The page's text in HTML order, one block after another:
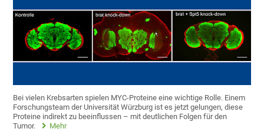
Bei vielen Krebsarten spielen MYC-Proteine eine wichtige Rolle. Einem
Forschungsteam der Universität Würzburg ist es jetzt gelungen, diese
Proteine indirekt zu beeinflussen – mit deutlichen Folgen für den
Tumor.
Mehr